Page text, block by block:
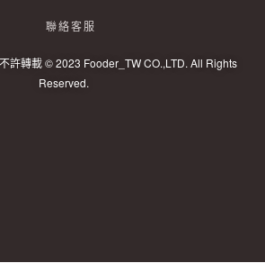
聯絡客服
許轉載 © 2023 Fooder_TW CO.,LTD. All Rights
Reserved.